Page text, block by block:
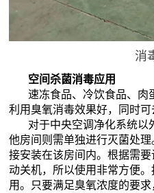
消
空间杀菌消毒应用
速冻食品、冷饮食品、肉
利用臭氧消毒效果好，同时可
对于中央空调净化系统以
他房间则需单独进行灭菌处
接安装在该房间内。根据需
动关机，所以使用非常方便
用。只要满足臭氧浓度的要